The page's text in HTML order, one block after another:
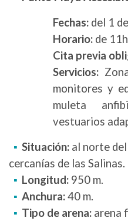
Fechas:del 1
Horario:de
Cita previa
Servicios:
monitores y
muleta
vestuarios
Situación: al norte
cercanías de las Salinas.
Longitud: 950 m.
Anchura:40 m.
Tipo de arena: arena